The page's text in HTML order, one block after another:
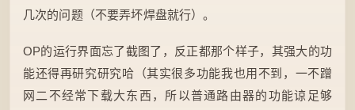
几次的问题（不要弄坏焊盘就行）。
OP的运行界面忘了截图了，反正都那个样子，其强大的功
能还得再研究研究哈（其实很多功能我也用不到，一不蹭
网二不经常下载大东西，所以普通路由器的功能谅足够